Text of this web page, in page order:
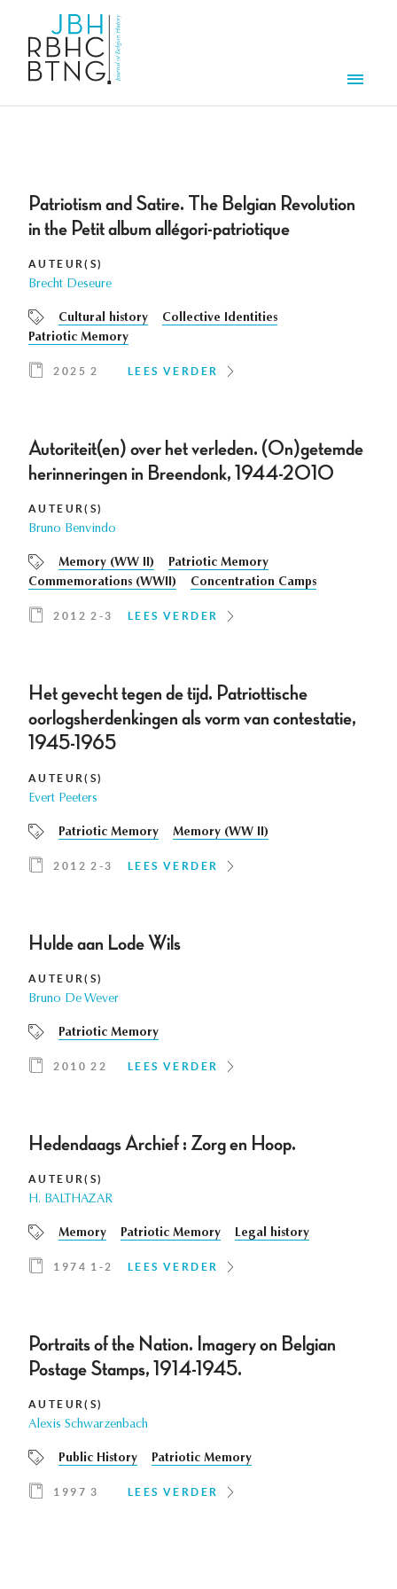
Patriotism and Satire. The Belgian Revolution
in the Petit album allégori-patriotique
AUTEUR(S)
Brecht Deseure
Cultural history
Collective Identities
Patriotic Memory
2025 2 LEES VERDER
Autoriteit(en) over het verleden. (On)getemde
herinneringen in Breendonk, 1944-2010
AUTEUR(S)
Bruno Benvindo
Memory (WW II)
Patriotic Memory
Commemorations (WWII)
Concentration Camps
2012 2-3 LEES VERDER
Het gevecht tegen de tijd. Patriottische
oorlogsherdenkingen als vorm van contestatie,
1945-1965
AUTEUR(S)
Evert Peeters
Patriotic Memory Memory (WW II)
2012 2-3 LEES VERDER
Hulde aan Lode Wils
AUTEUR(S)
Bruno De Wever
Patriotic Memory
2010 22 LEES VERDER
Hedendaags Archief : Zorg en Hoop.
AUTEUR(S)
H. BALTHAZAR
Memory Patriotic Memory Legal history
1974 1-2 LEES VERDER
Portraits of the Nation. Imagery on Belgian
Postage Stamps, 1914-1945.
AUTEUR(S)
Alexis Schwarzenbach
Public History Patriotic Memory
1997 3 LEES VERDER